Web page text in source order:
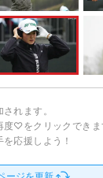
れます。
♡をクリックできま
応援しよう！